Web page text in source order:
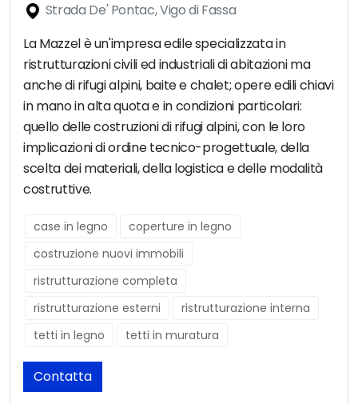
Strada De' Pontac, Vigo di Fassa
La Mazzel è un'impresa edile specializzata in
ristrutturazioni civili ed industriali di abitazioni ma
anche di rifugi alpini, baite e chalet; opere edili chiavi
in mano in alta quota e in condizioni particolari:
quello delle costruzioni di rifugi alpini, con le loro
implicazioni di ordine tecnico-progettuale, della
scelta dei materiali, della logistica e delle modalità
costruttive.
case in legno
coperture in legno
costruzione nuovi immobili
ristrutturazione completa
ristrutturazione esterni
ristrutturazione interna
tetti in legno
tetti in muratura
Contatta